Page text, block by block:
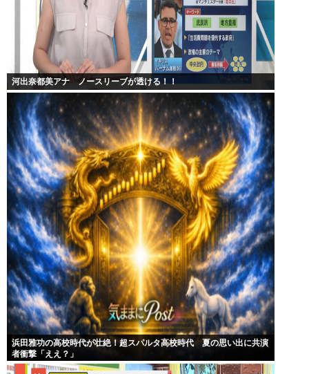
河出奈都美アナ ノースリーブが透ける！！
浜田雅功の高校時代が壮絶！超スパルタ高校時代 夏の思い出に共演
者衝撃「ええ？」